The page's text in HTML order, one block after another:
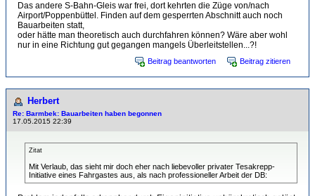
Das andere S-Bahn-Gleis war frei, dort kehrten die Züge von/nach
Airport/Poppenbüttel. Finden auf dem gesperrten Abschnitt auch noch
Bauarbeiten statt,
oder hätte man theoretisch auch durchfahren können? Wäre aber wohl
nur in eine Richtung gut gegangen mangels Überleitstellen...?!
Beitrag beantworten Beitrag zitieren
Herbert
Re: Barmbek: Bauarbeiten haben begonnen
17.05.2015 22:39
Zitat
Mit Verlaub, das sieht mir doch eher nach liebevoller privater Tesakrepp-
Initiative eines Fahrgastes aus, als nach professioneller Arbeit der DB: